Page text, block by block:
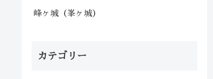
峰ヶ城（峯ヶ城）
カテゴリー